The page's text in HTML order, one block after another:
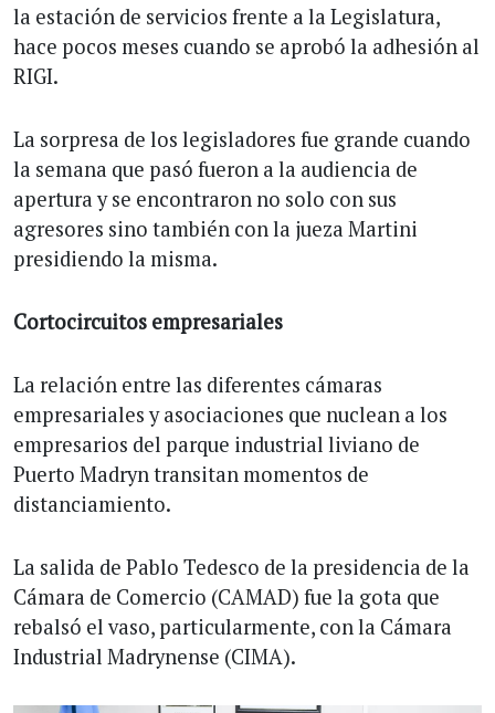
la estación de servicios frente a la Legislatura,
hace pocos meses cuando se aprobó la adhesión al
RIGI.
La sorpresa de los legisladores fue grande cuando
la semana que pasó fueron a la audiencia de
apertura y se encontraron no solo con sus
agresores sino también con la jueza Martini
presidiendo la misma.
Cortocircuitos empresariales
La relación entre las diferentes cámaras
empresariales y asociaciones que nuclean a los
empresarios del parque industrial liviano de
Puerto Madryn transitan momentos de
distanciamiento.
La salida de Pablo Tedesco de la presidencia de la
Cámara de Comercio (CAMAD) fue la gota que
rebalsó el vaso, particularmente, con la Cámara
Industrial Madrynense (CIMA).